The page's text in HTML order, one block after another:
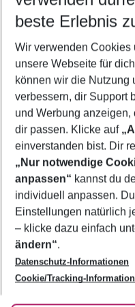
2 Erwachsene Keine
Mehr
Footer
Footer navigation
Über uns
AGB
Bestpreisgarantie
Cookie-Einstellungen
Cookie-Richtlinie
Agenturbetreuung
Barrierefreies Reisen
Folge uns
beste Erlebnis
Wir verwenden Cookies
unsere Webseite für
können wir die Nutzung
verbessern, dir Support
und Werbung
dir passen. Klicke auf
einverstanden bist. Dir
„Nur notwendige
anpassen“ kannst du
individuell anpassen.
Einstellungen natürlich
– klicke dazu einfach
ändern“.
Datenschutz-Informationen
Cookie/Tracking-